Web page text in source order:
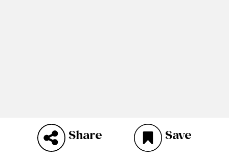
Share Save